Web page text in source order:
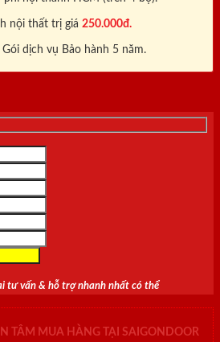
nội thất trị giá 250.000đ.
dịch vụ Bảo hành 5 năm.
tư vấn & hỗ trợ nhanh nhất có thể
TÂM MUA HÀNG TẠI SAIGONDOOR